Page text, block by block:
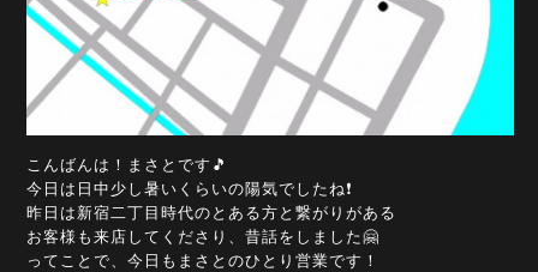
こんばんは！まさとです🎵
今日は日中少し暑いくらいの陽気でしたね❗
昨日は新宿二丁目時代のとある方と繋がりがある
お客様も来店してくださり、昔話をしました🤗
ってことで、今日もまさとのひとり営業です！